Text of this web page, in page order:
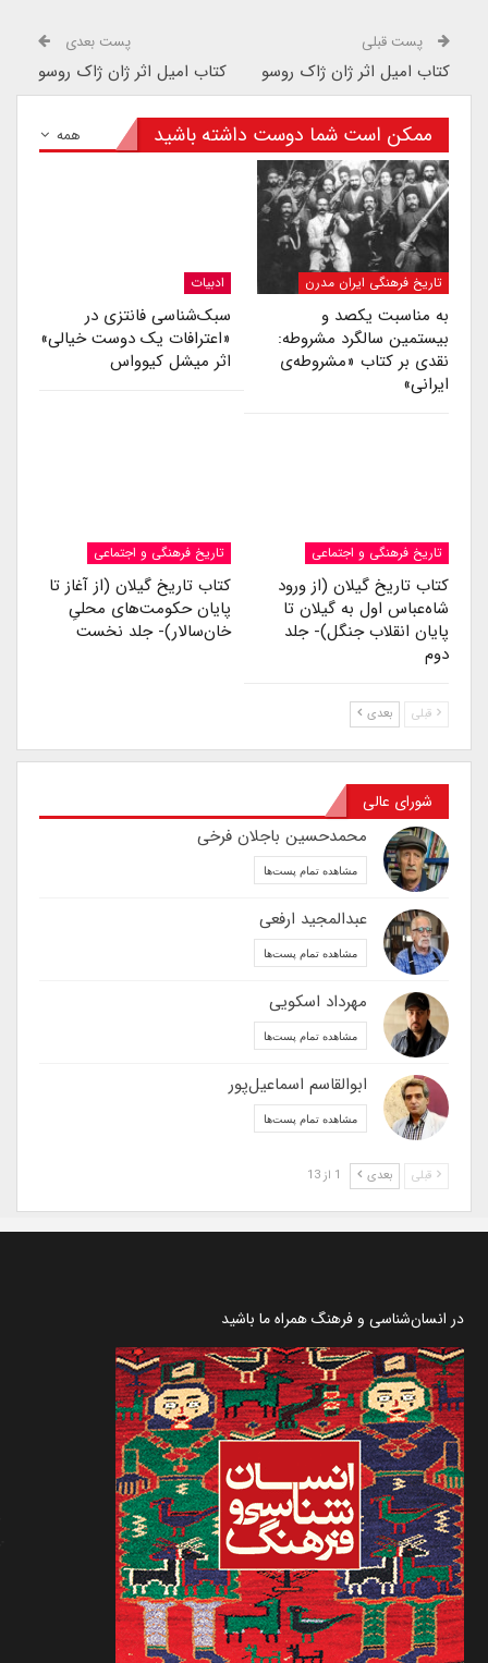
پست قبلی
کتاب امیل اثر ژان ژاک روسو
پست بعدی
کتاب امیل اثر ژان ژاک روسو
همه ممکن است شما دوست داشته باشید
تاریخ فرهنگی ایران مدرن
به مناسبت یکصد و
بیستمین سالگرد مشروطه:
نقدی بر کتاب «مشروطه‌ی
ایرانی»
ادبیات
سبک‌شناسی فانتزی در
«اعترافات یک دوست خیالی»
اثر میشل کیوواس
تاریخ فرهنگی و اجتماعی
کتاب تاریخ گیلان (از ورود
شاه‌عباس اول به گیلان تا
پایان انقلاب جنگل)- جلد
دوم
تاریخ فرهنگی و اجتماعی
کتاب تاریخ گیلان (از آغاز تا
پایان حکومت‌های محلیِ
خان‌سالار)- جلد نخست
قبلی بعدی
شورای عالی
محمدحسین باجلان فرخی
مشاهده تمام پست‌ها
عبدالمجید ارفعی
مشاهده تمام پست‌ها
مهرداد اسکویی
مشاهده تمام پست‌ها
ابوالقاسم اسماعیل‌پور
مشاهده تمام پست‌ها
قبلی بعدی
در انسان‌شناسی و فرهنگ همراه ما باشید